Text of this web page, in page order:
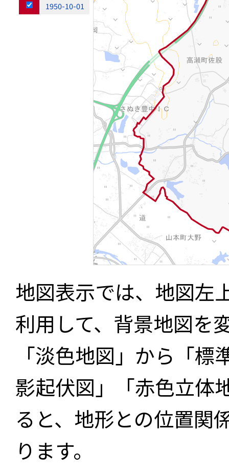
1950-10-01
地図表示では、地図左
利用して、背景地図を
「淡色地図」から「
影起伏図」「赤色立体
ると、地形との位置関
ります。